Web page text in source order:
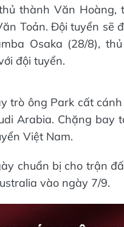
thành Văn
Toản. Đội tuyển sẽ
Osaka (28/8),
đội tuyển.
trò ông Park cất
Arabia. Chặng bay
Việt Nam.
chuẩn bị cho trận
vào ngày 7/9.